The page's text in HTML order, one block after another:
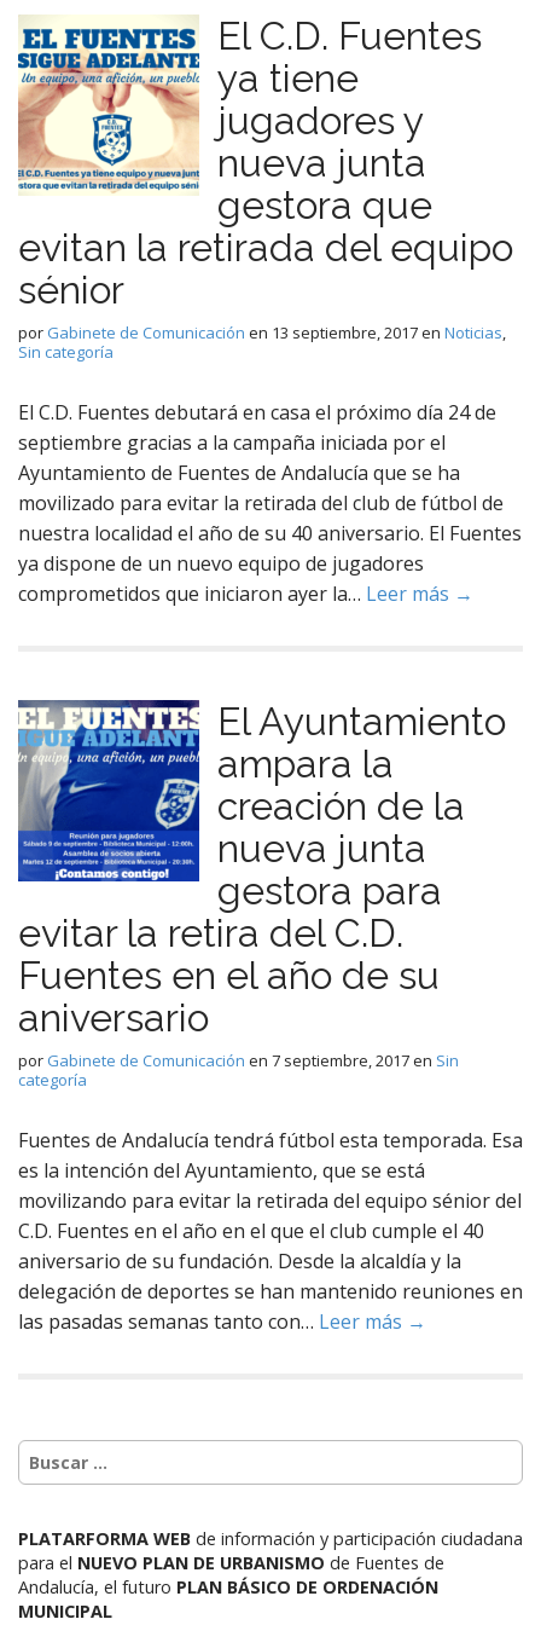
El C.D. Fuentes
ya tiene
jugadores y
nueva junta
gestora que
evitan la retirada del equipo
sénior
por Gabinete de Comunicación en 13 septiembre, 2017en Noticias,
Sin categoría
El C.D. Fuentes debutará en casa el próximo día 24 de
septiembre gracias a la campaña iniciada por el
Ayuntamiento de Fuentes de Andalucía que se ha
movilizado para evitar la retirada del club de fútbol de
nuestra localidad el año de su 40 aniversario. El Fuentes
ya dispone de un nuevo equipo de jugadores
comprometidos que iniciaron ayer la… Leer más →
El Ayuntamiento
ampara la
creación de la
nueva junta
gestora para
evitar la retira del C.D.
Fuentes en el año de su
aniversario
por Gabinete de Comunicación en 7 septiembre, 2017en Sin
categoría
Fuentes de Andalucía tendrá fútbol esta temporada. Esa
es la intención del Ayuntamiento, que se está
movilizando para evitar la retirada del equipo sénior del
C.D. Fuentes en el año en el que el club cumple el 40
aniversario de su fundación. Desde la alcaldía y la
delegación de deportes se han mantenido reuniones en
las pasadas semanas tanto con… Leer más →
PLATARFORMA WEB de información y participación ciudadana
para el NUEVO PLAN DE URBANISMO de Fuentes de
Andalucía, el futuro PLAN BÁSICO DE ORDENACIÓN
MUNICIPAL